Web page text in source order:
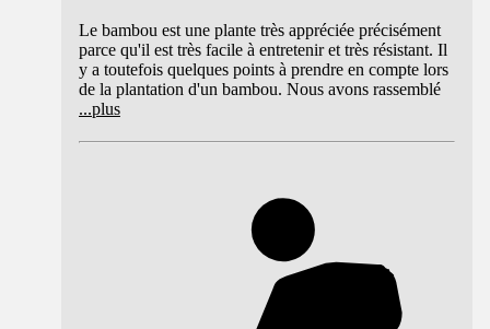
Le bambou est une plante très appréciée précisément
parce qu'il est très facile à entretenir et très résistant. Il
y a toutefois quelques points à prendre en compte lors
de la plantation d'un bambou. Nous avons rassemblé
...plus